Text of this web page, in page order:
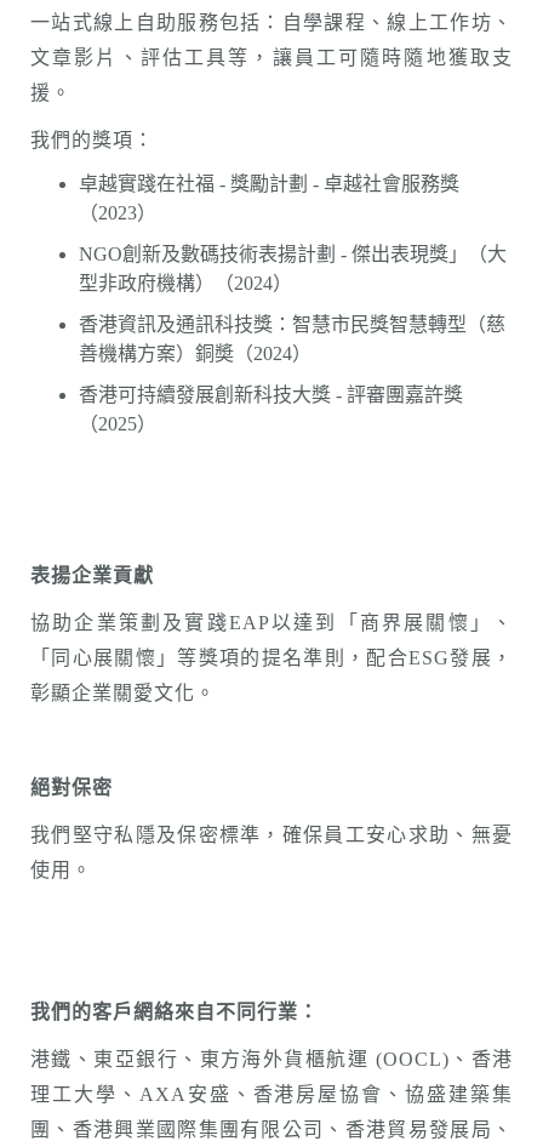
一站式線上自助服務包括：自學課程、線上工作坊、
文章影片、評估工具等，讓員工可隨時隨地獲取支
援。
我們的獎項：
卓越實踐在社福 - 獎勵計劃 - 卓越社會服務獎
（2023）
NGO創新及數碼技術表揚計劃 - 傑出表現獎」（大
型非政府機構）（2024）
香港資訊及通訊科技獎：智慧市民獎智慧轉型（慈
善機構方案）銅奬（2024）
香港可持續發展創新科技大獎 - 評審團嘉許獎
（2025）
表揚企業貢獻
協助企業策劃及實踐EAP以達到「商界展關懷」、
「同心展關懷」等獎項的提名準則，配合ESG發展，
彰顯企業關愛文化。
絕對保密
我們堅守私隱及保密標準，確保員工安心求助、無憂
使用。
我們的客戶網絡來自不同行業 ：
港鐵、東亞銀行、東方海外貨櫃航運 (OOCL)、香港
理工大學、AXA安盛、香港房屋協會、協盛建築集
團、香港興業國際集團有限公司、香港貿易發展局、